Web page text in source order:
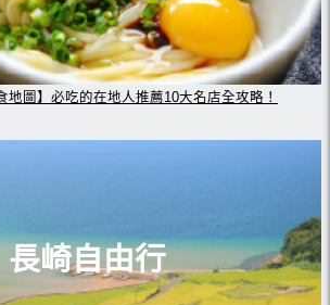
地圖】必吃的在地人推薦10大名店全攻略！
長崎自由行